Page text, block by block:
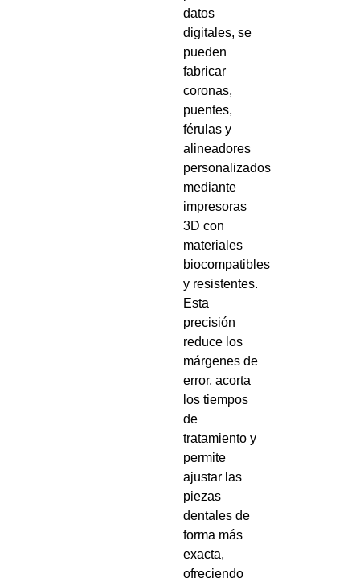
datos
digitales, se
pueden
fabricar
coronas,
puentes,
férulas y
alineadores
personalizados
mediante
impresoras
3D con
materiales
biocompatibles
y resistentes.
Esta
precisión
reduce los
márgenes de
error, acorta
los tiempos
de
tratamiento y
permite
ajustar las
piezas
dentales de
forma más
exacta,
ofreciendo